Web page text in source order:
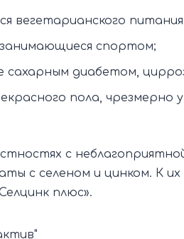
вегетарианского
спортом;
диабетом,
пола, чрезмерно
с неблагоприятной
с селеном и цинком. К их
плюс».